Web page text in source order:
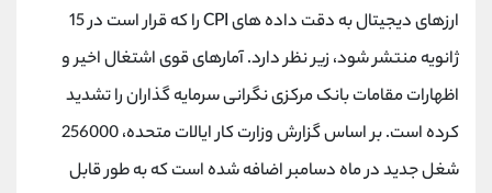
ارزهای دیجیتال به دقت داده های CPI را که قرار است در 15
ژانویه منتشر شود، زیر نظر دارد. آمارهای قوی اشتغال اخیر و
اظهارات مقامات بانک مرکزی نگرانی سرمایه گذاران را تشدید
کرده است. بر اساس گزارش وزارت کار ایالات متحده، 256000
شغل جدید در ماه دسامبر اضافه شده است که به طور قابل